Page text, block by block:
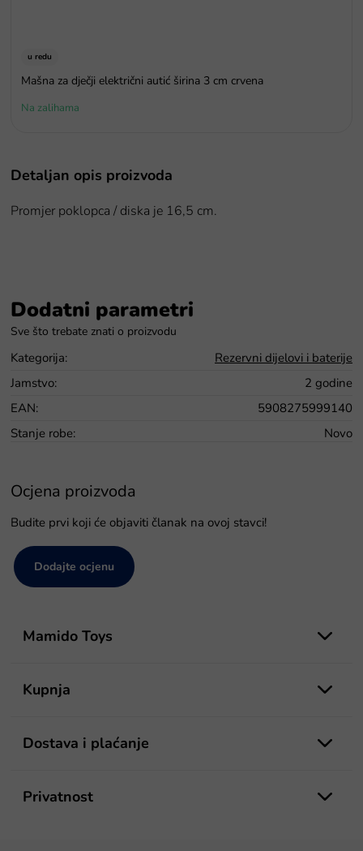
u redu
Mašna za dječji električni autić širina 3 cm crvena
Na zalihama
Detaljan opis proizvoda
Promjer poklopca / diska je 16,5 cm.
Dodatni parametri
Kategorija:
Rezervni dijelovi i baterije
Jamstvo:
2 godine
EAN:
5908275999140
Stanje robe: Novo
Ocjena proizvoda
Budite prvi koji će objaviti članak na ovoj stavci!
Dodajte ocjenu
Mamido Toys
Kupnja
Dostava i plaćanje
Privatnost